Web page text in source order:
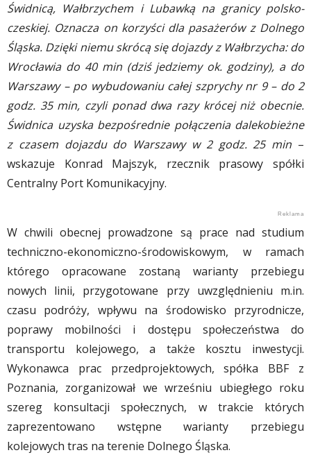
Świdnicą, Wałbrzychem i Lubawką na granicy polsko-
czeskiej. Oznacza on korzyści dla pasażerów z Dolnego
Śląska. Dzięki niemu skrócą się dojazdy z Wałbrzycha: do
Wrocławia do 40 min (dziś jedziemy ok. godziny), a do
Warszawy – po wybudowaniu całej szprychy nr 9 – do 2
godz. 35 min, czyli ponad dwa razy krócej niż obecnie.
Świdnica uzyska bezpośrednie połączenia dalekobieżne
z czasem dojazdu do Warszawy w 2 godz. 25 min –
wskazuje Konrad Majszyk, rzecznik prasowy spółki
Centralny Port Komunikacyjny.
W chwili obecnej prowadzone są prace nad studium
techniczno-ekonomiczno-środowiskowym, w ramach
którego opracowane zostaną warianty przebiegu
nowych linii, przygotowane przy uwzględnieniu m.in.
czasu podróży, wpływu na środowisko przyrodnicze,
poprawy mobilności i dostępu społeczeństwa do
transportu kolejowego, a także kosztu inwestycji.
Wykonawca prac przedprojektowych, spółka BBF z
Poznania, zorganizował we wrześniu ubiegłego roku
szereg konsultacji społecznych, w trakcie których
zaprezentowano wstępne warianty przebiegu
kolejowych tras na terenie Dolnego Śląska.